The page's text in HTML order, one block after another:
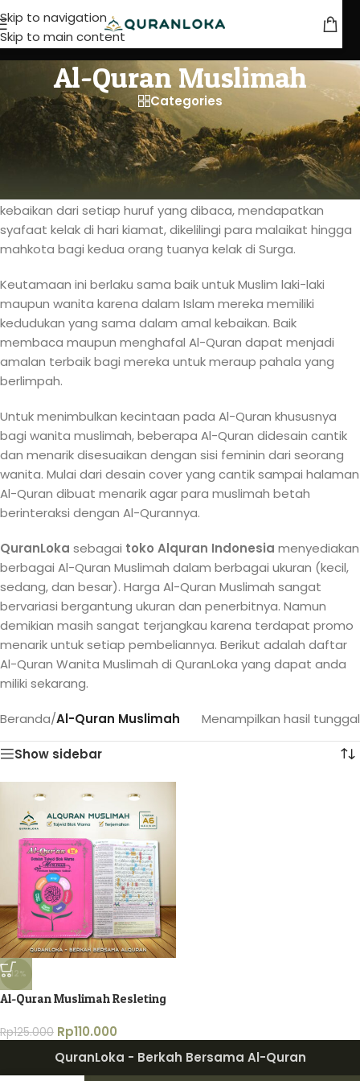
Skip to navigation
Skip to main content
Al-Quran Muslimah
Categories
Al-Quran Wanita Muslimah
Banyak sekali keutamaan membaca Al-Quran yang
dijelaskan melalui ayat Al-Quran maupun hadits Nabi. Mulai
dari sebaik-baik ibadah yang dilakukan, mendapatkan
kebaikan dari setiap huruf yang dibaca, mendapatkan
syafaat kelak di hari kiamat, dikelilingi para malaikat hingga
mahkota bagi kedua orang tuanya kelak di Surga.
Keutamaan ini berlaku sama baik untuk Muslim laki-laki
maupun wanita karena dalam Islam mereka memiliki
kedudukan yang sama dalam amal kebaikan. Baik
membaca maupun menghafal Al-Quran dapat menjadi
amalan terbaik bagi mereka untuk meraup pahala yang
berlimpah.
Untuk menimbulkan kecintaan pada Al-Quran khususnya
bagi wanita muslimah, beberapa Al-Quran didesain cantik
dan menarik disesuaikan dengan sisi feminin dari seorang
wanita. Mulai dari desain cover yang cantik sampai halaman
Al-Quran dibuat menarik agar para muslimah betah
berinteraksi dengan Al-Qurannya.
QuranLoka sebagai toko Alquran Indonesia menyediakan
berbagai Al-Quran Muslimah dalam berbagai ukuran (kecil,
sedang, dan besar). Harga Al-Quran Muslimah sangat
bervariasi bergantung ukuran dan penerbitnya. Namun
demikian masih sangat terjangkau karena terdapat promo
menarik untuk setiap pembeliannya. Berikut adalah daftar
Al-Quran Wanita Muslimah di QuranLoka yang dapat anda
miliki sekarang.
Beranda/Al-Quran Muslimah Menampilkan hasil tunggal
Show sidebar
-12%
Al-Quran Muslimah Resleting
Rp125.000 Rp110.000
QuranLoka - Berkah Bersama Al-Quran